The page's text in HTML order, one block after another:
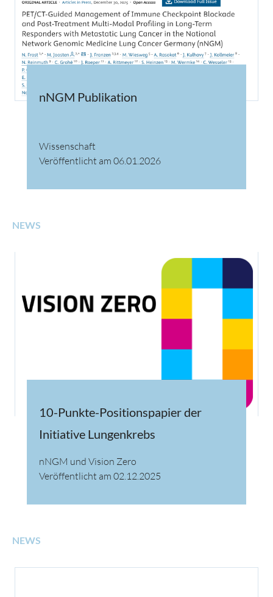
nNGM Publikation
Wissenschaft
Veröffentlicht am 06.01.2026
NEWS
10-Punkte-Positionspapier der
Initiative Lungenkrebs
nNGM und Vision Zero
Veröffentlicht am 02.12.2025
NEWS